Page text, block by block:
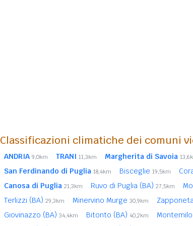
Classificazioni climatiche dei comuni
ANDRIA 9,0km TRANI 11,3km Margherita di Savoia
San Ferdinando di Puglia 18,4km Bisceglie 19,5km
Canosa di Puglia 21,3km Ruvo di Puglia (BA) 27,5km
Terlizzi (BA) 29,3km Minervino Murge 30,9km
Giovinazzo (BA) 34,4km Bitonto (BA) 40,2km